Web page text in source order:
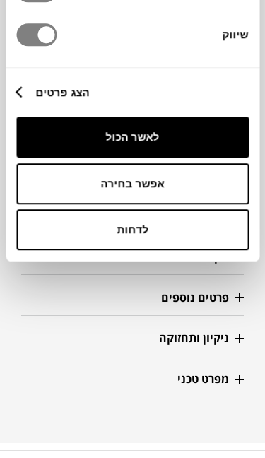
שיווק
הצג פרטים
לאשר הכול
אפשר בחירה
לדחות
או בכל פינה בבית שזקוקה לתאורת אווירה.
Ø8X25.8H ס"מ
מידע על חומרים
פרטים נוספים
ניקיון ותחזוקה
מפרט טכני